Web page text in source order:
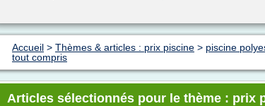
Accueil > Thèmes & articles : prix piscine > piscine
tout compris
Articles sélectionnés pour le thème : prix